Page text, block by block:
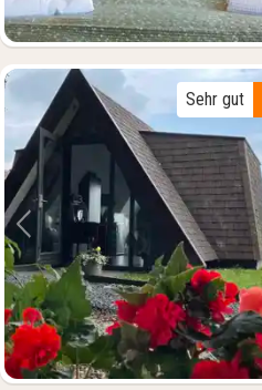
Vorheriges Bild
Sehr gut